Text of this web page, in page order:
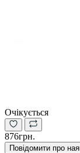
Очікується
876грн.
Повідомити про